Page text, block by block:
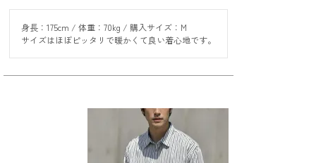
身長：175cm / 体重：70kg / 購入サイズ：M
サイズはほぼピッタリで暖かくて良い着心地です。